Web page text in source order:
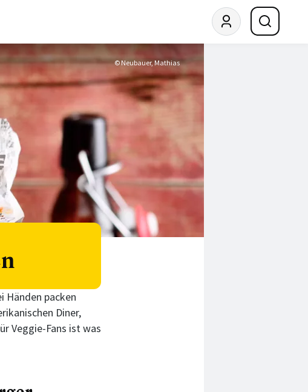
© Neubauer, Mathias
Händen packen
Diner,
Veggie-Fans ist was